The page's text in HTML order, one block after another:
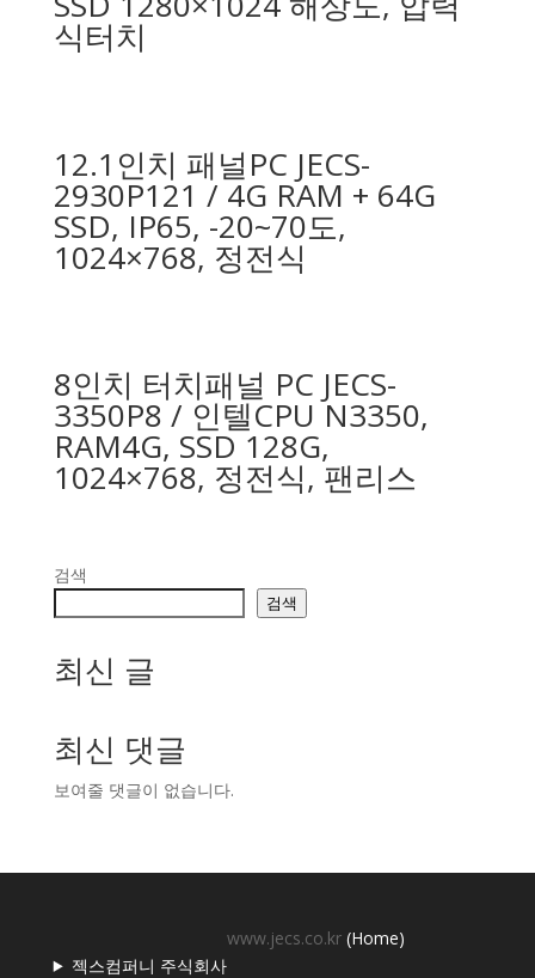
식터치
12.1인치 패널PC JECS-
2930P121 / 4G RAM + 64G
SSD, IP65, -20~70도,
1024×768, 정전식
8인치 터치패널 PC JECS-
3350P8 / 인텔CPU N3350,
RAM4G, SSD 128G,
1024×768, 정전식, 팬리스
검색
검색
최신 글
최신 댓글
보여줄 댓글이 없습니다.
젝스컴퍼니 주식회사
www.jecs.co.kr(Home)